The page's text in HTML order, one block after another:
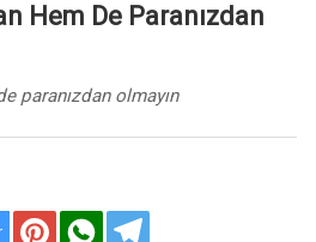
Hem De Paranızdan
paranızdan olmayın